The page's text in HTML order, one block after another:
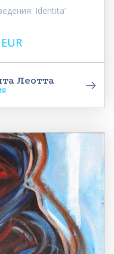
Identita’
Леотта